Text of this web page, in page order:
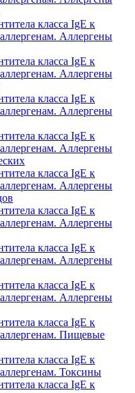
класса IgE к
Аллергены
класса IgE к
Аллергены
класса IgE к
Аллергены
класса IgE к
Аллергены
класса IgE к
Аллергены
класса IgE к
Аллергены
класса IgE к
Аллергены
класса IgE к
Аллергены
класса IgE к
Пищевые
класса IgE к
Токсины
класса IgE к